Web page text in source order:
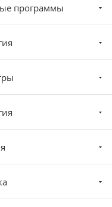
программы